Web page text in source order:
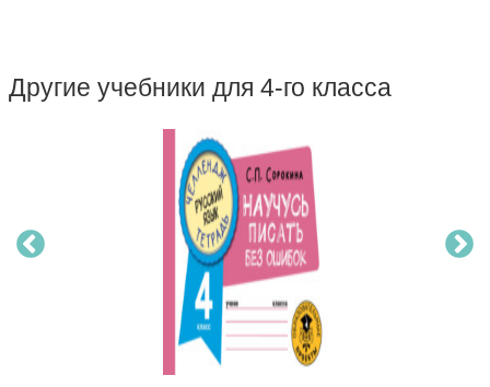
Другие учебники для 4-го класса